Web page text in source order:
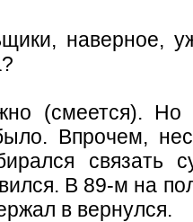
наверное,
(смеется). Но
Впрочем,
связать
В 89-м на
в вернулся.